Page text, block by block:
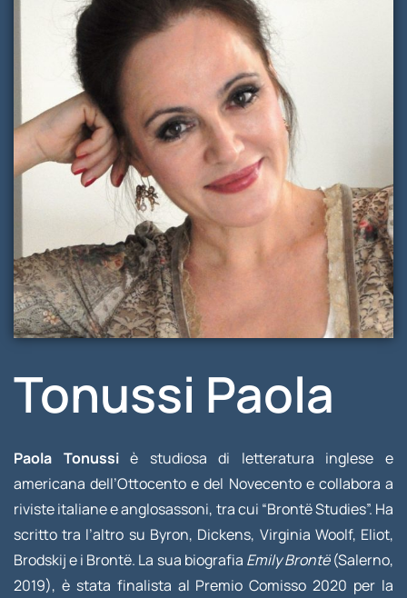
Tonussi Paola
Paola Tonussiè studiosa di letteratura inglese e
americana dell’Ottocento e del Novecento e collabora a
riviste italiane e anglosassoni, tra cui “Brontë Studies”. Ha
scritto tra l’altro su Byron, Dickens, Virginia Woolf, Eliot,
Brodskij e i Brontë. La sua biografia Emily Brontë(Salerno,
2019), è stata finalista al Premio Comisso 2020 per la